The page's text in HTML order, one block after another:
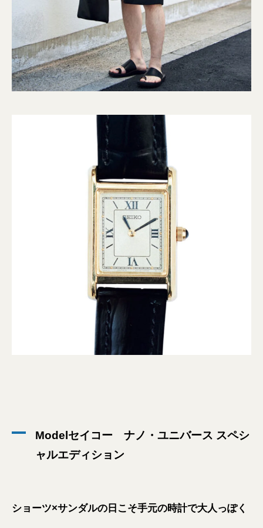
Modelセイコー ナノ・ユニバース スペシ
ャルエディション
ショーツ×サンダルの日こそ手元の時計で大人っぽく